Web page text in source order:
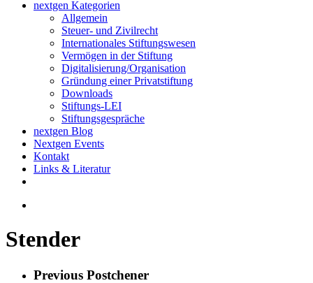
nextgen Kategorien
Allgemein
Steuer- und Zivilrecht
Internationales Stiftungswesen
Vermögen in der Stiftung
Digitalisierung/Organisation
Gründung einer Privatstiftung
Downloads
Stiftungs-LEI
Stiftungsgespräche
nextgen Blog
Nextgen Events
Kontakt
Links & Literatur
Stender
Previous Postchener